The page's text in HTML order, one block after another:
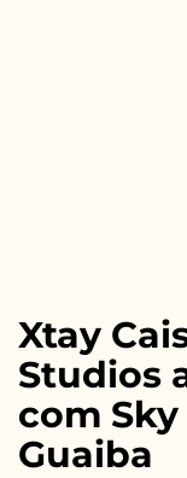
Xtay
Studios
com
Guaiba